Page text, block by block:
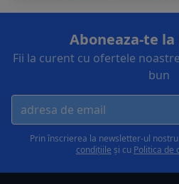
Aboneaza-te la
Fii la curent cu ofertele
bun
Prin înscrierea la newsletter-ul
condițiile și cu Politica de